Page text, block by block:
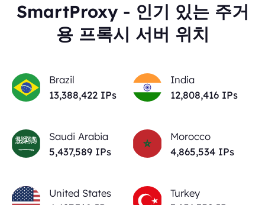
SmartProxy - 인기 있는 주거
용 프록시 서버 위치
Brazil
13,403,774 IPs
India
12,823,103IPs
Saudi Arabia
5,443,846 IPs
Morocco
4,871,113IPs
United States
Turkey